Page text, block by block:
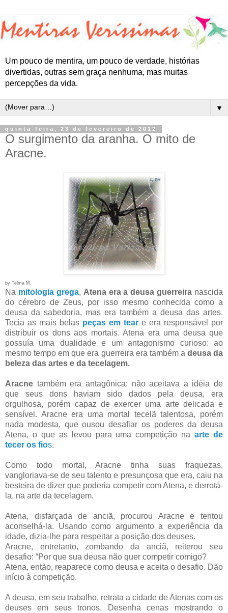
Um pouco de mentira, um pouco de verdade, histórias
divertidas, outras sem graça nenhuma, mas muitas
percepções da vida.
▼
quinta-feira, 23 de fevereiro de 2012
O surgimento da aranha. O mito de
Aracne.
by Telma M.
Na mitologia grega, Atena era a deusa guerreira nascida
do cérebro de Zeus, por isso mesmo conhecida como a
deusa da sabedoria, mas era também a deusa das artes.
Tecia as mais belas peças em tear e era responsável por
distribuir os dons aos mortais. Atena era uma deusa que
possuía uma dualidade e um antagonismo curioso: ao
mesmo tempo em que era guerreira era também a deusa da
beleza das artes e da tecelagem.
Aracne também era antagônica: não aceitava a idéia de
que seus dons haviam sido dados pela deusa, era
orgulhosa, porém capaz de exercer uma arte delicada e
sensível. Aracne era uma mortal tecelã talentosa, porém
nada modesta, que ousou desafiar os poderes da deusa
Atena, o que as levou para uma competição naarte de
tecer os fios.
Como todo mortal, Aracne tinha suas fraquezas,
vangloriava-se de seu talento e presunçosa que era, caiu na
besteira de dizer que poderia competir com Atena, e derrotá-
la, na arte da tecelagem.
Atena, disfarçada de anciã, procurou Aracne e tentou
aconselhá-la. Usando como argumento a experiência da
idade, dizia-lhe para respeitar a posição dos deuses.
Aracne, entretanto, zombando da anciã, reiterou seu
desafio: “Por que sua deusa não quer competir comigo?
Atena, então, reaparece como deusa e aceita o desafio. Dão
início à competição.
A deusa, em seu trabalho, retrata a cidade de Atenas com os
deuses em seus tronos. Desenha cenas mostrando o